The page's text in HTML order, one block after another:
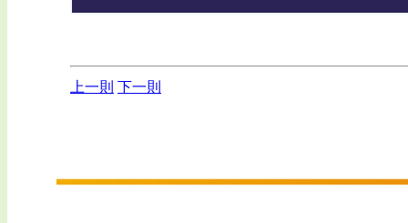
上一則 下一則